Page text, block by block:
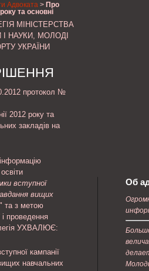
Адвоката > Про
та основні
та спорту України
МІНІСТЕРСТВА
І НАУКИ, МОЛОДІ
УКРАЇНИ
протокол №
2012 року та
закладів на
вступної
вищих
" та з метою
і проведення
УХВАЛЮЄ:
кампанії
навчальних
Об